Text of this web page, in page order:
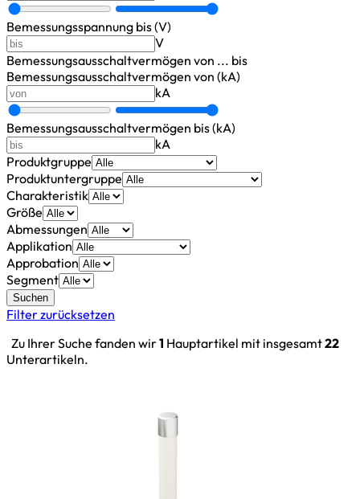
Bemessungsspannung bis (V)
V
Bemessungsausschaltvermögen von ... bis
Bemessungsausschaltvermögen von (kA)
kA
Bemessungsausschaltvermögen bis (kA)
kA
Produktgruppe
Produktuntergruppe
Charakteristik
Größe
Abmessungen
Applikation
Approbation
Segment
Suchen
Filter zurücksetzen
Zu Ihrer Suche fanden wir1 Hauptartikel mit insgesamt22
Unterartikeln.